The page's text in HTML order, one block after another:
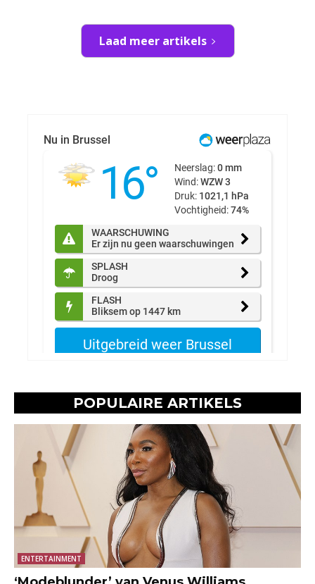
Laad meer artikels
POPULAIRE ARTIKELS
ENTERTAINMENT